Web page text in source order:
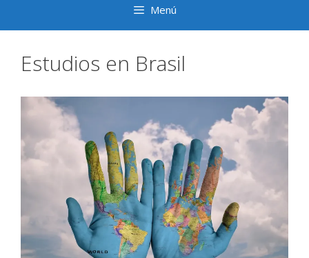
Menú
Estudios en Brasil